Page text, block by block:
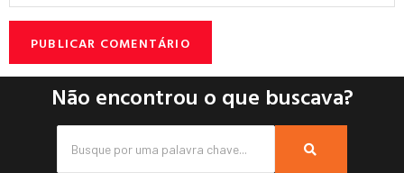
Não encontrou o que buscava?